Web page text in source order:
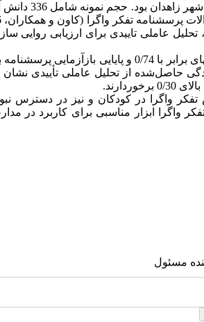
تحلیل عاملی تاییدی برای ارزیابی روایی
ضریب آلفای کرونباخ برای ترجمه فارسی مقیاس اولیه­ 4 گویه­ای برابر با 0/74 و
آمد. شاخص­های برازندگی حاصل‌شده از تحلیل عاملی
.
واگرا در کودکان و نیز در دسترس
واگرا ابزار مناسبی برای کاربرد در
مسئول